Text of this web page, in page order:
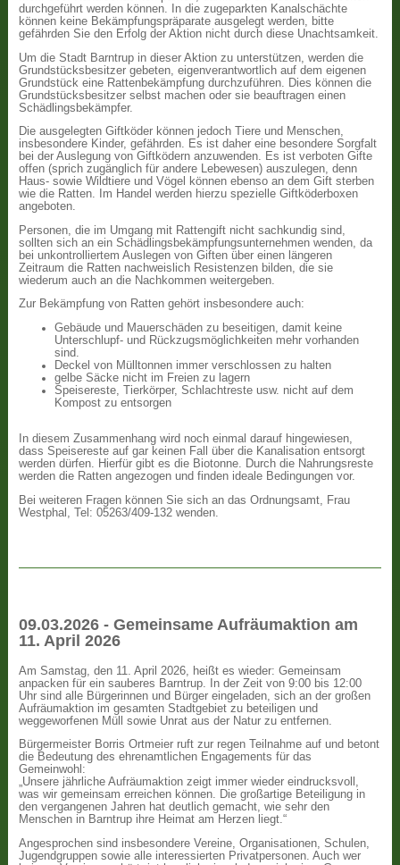
durchgeführt werden können. In die zugeparkten Kanalschächte
können keine Bekämpfungspräparate ausgelegt werden, bitte
gefährden Sie den Erfolg der Aktion nicht durch diese Unachtsamkeit.
Um die Stadt Barntrup in dieser Aktion zu unterstützen, werden die
Grundstücksbesitzer gebeten, eigenverantwortlich auf dem eigenen
Grundstück eine Rattenbekämpfung durchzuführen. Dies können die
Grundstücksbesitzer selbst machen oder sie beauftragen einen
Schädlingsbekämpfer.
Die ausgelegten Giftköder können jedoch Tiere und Menschen,
insbesondere Kinder, gefährden. Es ist daher eine besondere Sorgfalt
bei der Auslegung von Giftködern anzuwenden. Es ist verboten Gifte
offen (sprich zugänglich für andere Lebewesen) auszulegen, denn
Haus- sowie Wildtiere und Vögel können ebenso an dem Gift sterben
wie die Ratten. Im Handel werden hierzu spezielle Giftköderboxen
angeboten.
Personen, die im Umgang mit Rattengift nicht sachkundig sind,
sollten sich an ein Schädlingsbekämpfungsunternehmen wenden, da
bei unkontrolliertem Auslegen von Giften über einen längeren
Zeitraum die Ratten nachweislich Resistenzen bilden, die sie
wiederum auch an die Nachkommen weitergeben.
Zur Bekämpfung von Ratten gehört insbesondere auch:
Gebäude und Mauerschäden zu beseitigen, damit keine
Unterschlupf- und Rückzugsmöglichkeiten mehr vorhanden
sind.
Deckel von Mülltonnen immer verschlossen zu halten
gelbe Säcke nicht im Freien zu lagern
Speisereste, Tierkörper, Schlachtreste usw. nicht auf dem
Kompost zu entsorgen
In diesem Zusammenhang wird noch einmal darauf hingewiesen,
dass Speisereste auf gar keinen Fall über die Kanalisation entsorgt
werden dürfen. Hierfür gibt es die Biotonne. Durch die Nahrungsreste
werden die Ratten angezogen und finden ideale Bedingungen vor.
Bei weiteren Fragen können Sie sich an das Ordnungsamt, Frau
Westphal, Tel: 05263/409-132 wenden.
09.03.2026 - Gemeinsame Aufräumaktion am
11. April 2026
Am Samstag, den 11. April 2026, heißt es wieder: Gemeinsam
anpacken für ein sauberes Barntrup. In der Zeit von 9:00 bis 12:00
Uhr sind alle Bürgerinnen und Bürger eingeladen, sich an der großen
Aufräumaktion im gesamten Stadtgebiet zu beteiligen und
weggeworfenen Müll sowie Unrat aus der Natur zu entfernen.
Bürgermeister Borris Ortmeier ruft zur regen Teilnahme auf und betont
die Bedeutung des ehrenamtlichen Engagements für das
Gemeinwohl:
„Unsere jährliche Aufräumaktion zeigt immer wieder eindrucksvoll,
was wir gemeinsam erreichen können. Die großartige Beteiligung in
den vergangenen Jahren hat deutlich gemacht, wie sehr den
Menschen in Barntrup ihre Heimat am Herzen liegt.“
Angesprochen sind insbesondere Vereine, Organisationen, Schulen,
Jugendgruppen sowie alle interessierten Privatpersonen. Auch wer